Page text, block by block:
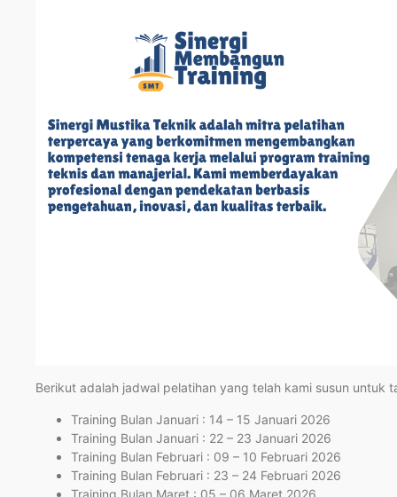
Berikut adalah jadwal pelatihan yang telah kami susun untuk
Training Bulan Januari : 14 – 15 Januari 2026
Training Bulan Januari : 22 – 23 Januari 2026
Training Bulan Februari : 09 – 10 Februari 2026
Training Bulan Februari : 23 – 24 Februari 2026
Training Bulan Maret : 05 – 06 Maret 2026